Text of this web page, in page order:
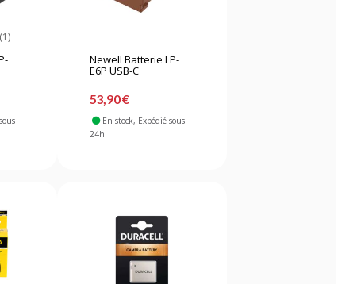
(1)
Newell Batterie LP-
E6P USB-C
53,90 €
En stock, Expédié sous
24h